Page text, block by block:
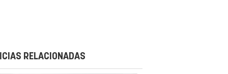
RELACIONADAS